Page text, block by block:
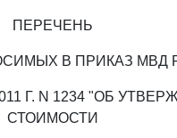
ПЕРЕЧЕНЬ
В ПРИКАЗ МВД
Г. N 1234 "ОБ
СТОИМОСТИ